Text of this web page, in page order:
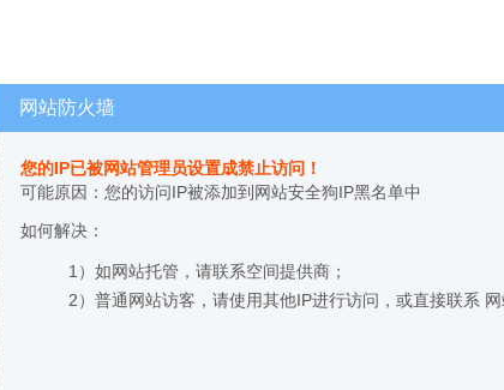
网站防火墙
您的IP已被网站管理员设置成禁止访问！
可能原因：您的访问IP被添加到网站安全狗IP黑名单中
如何解决：
1）如网站托管，请联系空间提供商；
2）普通网站访客，请使用其他IP进行访问，或直接联系 网